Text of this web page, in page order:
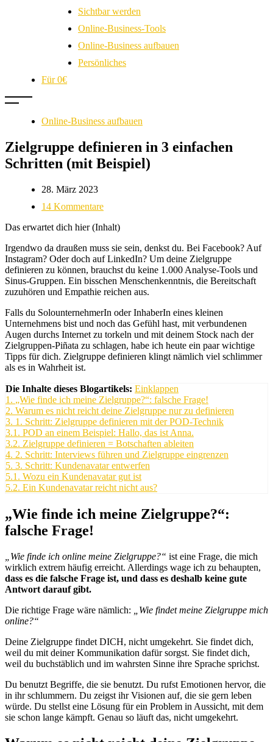
Sichtbar werden
Online-Business-Tools
Online-Business aufbauen
Persönliches
Für 0€
Online-Business aufbauen
Zielgruppe definieren in 3 einfachen
Schritten (mit Beispiel)
28. März 2023
14 Kommentare
Das erwartet dich hier (Inhalt)
Irgendwo da draußen muss sie sein, denkst du. Bei Facebook? Auf
Instagram? Oder doch auf LinkedIn? Um deine Zielgruppe
definieren zu können, brauchst du keine 1.000 Analyse-Tools und
Sinus-Gruppen. Ein bisschen Menschenkenntnis, die Bereitschaft
zuzuhören und Empathie reichen aus.
Falls du SolounternehmerIn oder InhaberIn eines kleinen
Unternehmens bist und noch das Gefühl hast, mit verbundenen
Augen durchs Internet zu torkeln und mit deinem Stock nach der
Zielgruppen-Piñata zu schlagen, habe ich heute ein paar wichtige
Tipps für dich. Zielgruppe definieren klingt nämlich viel schlimmer
als es in Wahrheit ist.
Die Inhalte dieses Blogartikels: Einklappen
1. „Wie finde ich meine Zielgruppe?“: falsche Frage!
2. Warum es nicht reicht deine Zielgruppe nur zu definieren
3. 1. Schritt: Zielgruppe definieren mit der POD-Technik
3.1. POD an einem Beispiel: Hallo, das ist Anna.
3.2. Zielgruppe definieren = Botschaften ableiten
4. 2. Schritt: Interviews führen und Zielgruppe eingrenzen
5. 3. Schritt: Kundenavatar entwerfen
5.1. Wozu ein Kundenavatar gut ist
5.2. Ein Kundenavatar reicht nicht aus?
„Wie finde ich meine Zielgruppe?“:
falsche Frage!
„Wie finde ich online meine Zielgruppe?“ ist eine Frage, die mich
wirklich extrem häufig erreicht. Allerdings wage ich zu behaupten,
dass es die falsche Frage ist, und dass es deshalb keine gute
Antwort darauf gibt.
Die richtige Frage wäre nämlich:
„Wie findet meine Zielgruppe mich
online?“
Deine Zielgruppe findet DICH, nicht umgekehrt. Sie findet dich,
weil du mit deiner Kommunikation dafür sorgst. Sie findet dich,
weil du buchstäblich und im wahrsten Sinne ihre Sprache sprichst.
Du benutzt Begriffe, die sie benutzt. Du rufst Emotionen hervor, die
in ihr schlummern. Du zeigst ihr Visionen auf, die sie gern leben
würde. Du stellst eine Lösung für ein Problem in Aussicht, mit dem
sie schon lange kämpft. Genau so läuft das, nicht umgekehrt.